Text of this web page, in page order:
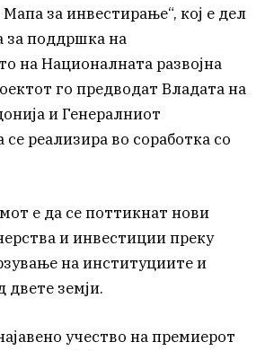
за инвестирање“, кој е дел
за поддршка на
на Националната развојна
го предводат Владата на
и Генералниот
се реализира во соработка со
е да се поттикнат нови
и инвестиции преку
на институциите и
земји.
учество на премиерот